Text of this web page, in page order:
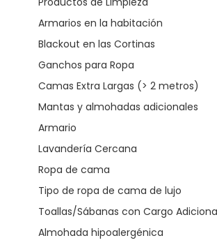
Armarios en la habitación
Blackout en las Cortinas
Ganchos para Ropa
Camas Extra Largas (> 2 metros)
Mantas y almohadas adicionales
Armario
Lavandería Cercana
Ropa de cama
Tipo de ropa de cama de lujo
Toallas/Sábanas con Cargo
Almohada hipoalergénica